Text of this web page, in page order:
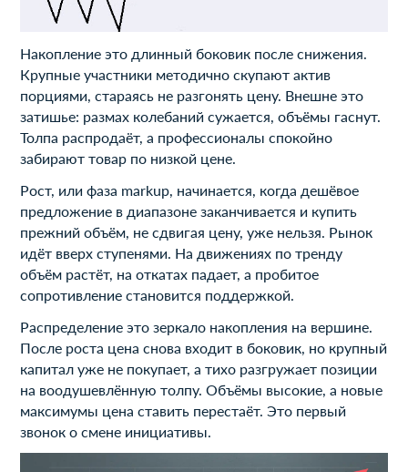
Накопление это длинный боковик после снижения.
Крупные участники методично скупают актив
порциями, стараясь не разгонять цену. Внешне это
затишье: размах колебаний сужается, объёмы гаснут.
Толпа распродаёт, а профессионалы спокойно
забирают товар по низкой цене.
Рост, или фаза markup, начинается, когда дешёвое
предложение в диапазоне заканчивается и купить
прежний объём, не сдвигая цену, уже нельзя. Рынок
идёт вверх ступенями. На движениях по тренду
объём растёт, на откатах падает, а пробитое
сопротивление становится поддержкой.
Распределение это зеркало накопления на вершине.
После роста цена снова входит в боковик, но крупный
капитал уже не покупает, а тихо разгружает позиции
на воодушевлённую толпу. Объёмы высокие, а новые
максимумы цена ставить перестаёт. Это первый
звонок о смене инициативы.